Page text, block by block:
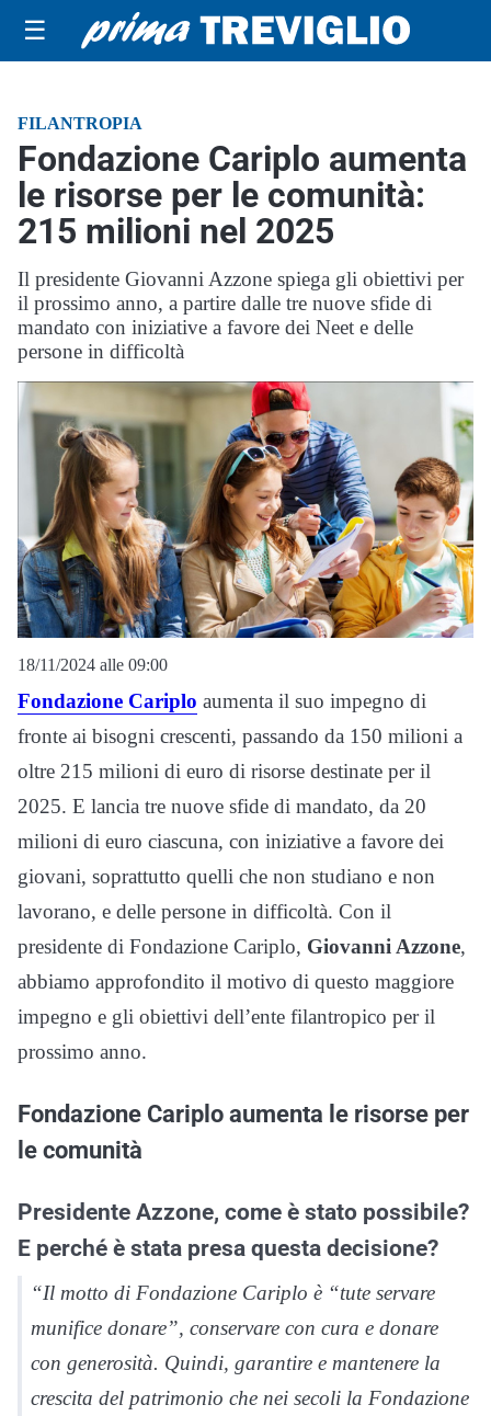
☰
FILANTROPIA
Fondazione Cariplo aumenta
le risorse per le comunità:
215 milioni nel 2025
Il presidente Giovanni Azzone spiega gli obiettivi per
il prossimo anno, a partire dalle tre nuove sfide di
mandato con iniziative a favore dei Neet e delle
persone in difficoltà
18/11/2024 alle 09:00
Fondazione Cariplo aumenta il suo impegno di
fronte ai bisogni crescenti, passando da 150 milioni a
oltre 215 milioni di euro di risorse destinate per il
2025. E lancia tre nuove sfide di mandato, da 20
milioni di euro ciascuna, con iniziative a favore dei
giovani, soprattutto quelli che non studiano e non
lavorano, e delle persone in difficoltà. Con il
presidente di Fondazione Cariplo, Giovanni Azzone,
abbiamo approfondito il motivo di questo maggiore
impegno e gli obiettivi dell’ente filantropico per il
prossimo anno.
Fondazione Cariplo aumenta le risorse per
le comunità
Presidente Azzone, come è stato possibile?
E perché è stata presa questa decisione?
“Il motto di Fondazione Cariplo è “tute servare
munifice donare”, conservare con cura e donare
con generosità. Quindi, garantire e mantenere la
crescita del patrimonio che nei secoli la Fondazione